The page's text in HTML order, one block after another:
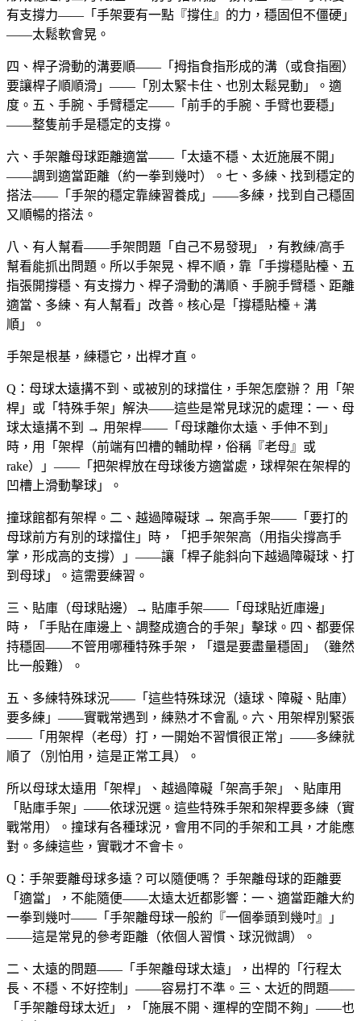
有支撐力——「手架要有一點『撐住』的力，穩固但不僵硬」
——太鬆軟會晃。
四、桿子滑動的溝要順——「拇指食指形成的溝（或食指圈）
要讓桿子順順滑」——「別太緊卡住、也別太鬆晃動」。適
度。五、手腕、手臂穩定——「前手的手腕、手臂也要穩」
——整隻前手是穩定的支撐。
六、手架離母球距離適當——「太遠不穩、太近施展不開」
——調到適當距離（約一拳到幾吋）。七、多練、找到穩定的
搭法——「手架的穩定靠練習養成」——多練，找到自己穩固
又順暢的搭法。
八、有人幫看——手架問題「自己不易發現」，有教練/高手
幫看能抓出問題。所以手架晃、桿不順，靠「手撐穩貼檯、五
指張開撐穩、有支撐力、桿子滑動的溝順、手腕手臂穩、距離
適當、多練、有人幫看」改善。核心是「撐穩貼檯 + 溝
順」。
手架是根基，練穩它，出桿才直。
Q：母球太遠搆不到、或被別的球擋住，手架怎麼辦？ 用「架
桿」或「特殊手架」解決——這些是常見球況的處理：一、母
球太遠搆不到 → 用架桿——「母球離你太遠、手伸不到」
時，用「架桿（前端有凹槽的輔助桿，俗稱『老母』或
rake）」——「把架桿放在母球後方適當處，球桿架在架桿的
凹槽上滑動擊球」。
撞球館都有架桿。二、越過障礙球 → 架高手架——「要打的
母球前方有別的球擋住」時，「把手架架高（用指尖撐高手
掌，形成高的支撐）」——讓「桿子能斜向下越過障礙球、打
到母球」。這需要練習。
三、貼庫（母球貼邊）→ 貼庫手架——「母球貼近庫邊」
時，「手貼在庫邊上、調整成適合的手架」擊球。四、都要保
持穩固——不管用哪種特殊手架，「還是要盡量穩固」（雖然
比一般難）。
五、多練特殊球況——「這些特殊球況（遠球、障礙、貼庫）
要多練」——實戰常遇到，練熟才不會亂。六、用架桿別緊張
——「用架桿（老母）打，一開始不習慣很正常」——多練就
順了（別怕用，這是正常工具）。
所以母球太遠用「架桿」、越過障礙「架高手架」、貼庫用
「貼庫手架」——依球況選。這些特殊手架和架桿要多練（實
戰常用）。撞球有各種球況，會用不同的手架和工具，才能應
對。多練這些，實戰才不會卡。
Q：手架要離母球多遠？可以隨便嗎？ 手架離母球的距離要
「適當」，不能隨便——太遠太近都影響：一、適當距離大約
一拳到幾吋——「手架離母球一般約『一個拳頭到幾吋』」
——這是常見的參考距離（依個人習慣、球況微調）。
二、太遠的問題——「手架離母球太遠」，出桿的「行程太
長、不穩、不好控制」——容易打不準。三、太近的問題——
「手架離母球太近」，「施展不開、運桿的空間不夠」——也